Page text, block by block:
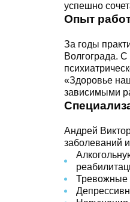
успешно
Опыт
За годы
Волгограда. С
«Здоровье
зависимыми
Андрей
заболеваний
Тревожные